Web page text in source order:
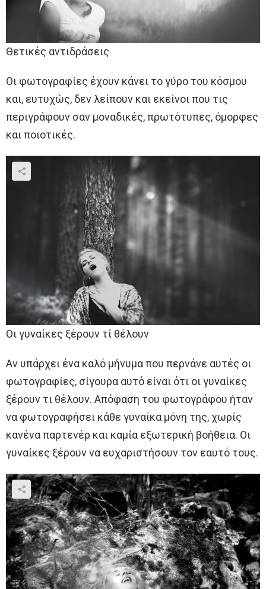
Θετικές αντιδράσεις
Οι φωτογραφίες έχουν κάνει το γύρο του κόσμου
και, ευτυχώς, δεν λείπουν και εκείνοι που τις
περιγράφουν σαν μοναδικές, πρωτότυπες, όμορφες
και ποιοτικές.
Οι γυναίκες ξέρουν τί θέλουν
Αν υπάρχει ένα καλό μήνυμα που περνάνε αυτές οι
φωτογραφίες, σίγουρα αυτό είναι ότι οι γυναίκες
ξέρουν τι θέλουν. Απόφαση του φωτογράφου ήταν
να φωτογραφήσει κάθε γυναίκα μόνη της, χωρίς
κανένα παρτενέρ και καμία εξωτερική βοήθεια. Οι
γυναίκες ξέρουν να ευχαριστήσουν τον εαυτό τους.